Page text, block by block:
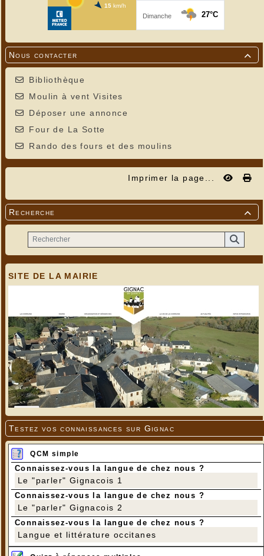

Nous contacter
Bibliothèque
Moulin à vent Visites
Déposer une annonce
Four de La Sotte
Rando des fours et des moulins
Imprimer la page...

Recherche
SITE DE LA MAIRIE
Testez vos connaissances sur Gignac
QCM simple
Connaissez-vous la langue de chez nous ?
Le "parler" Gignacois 1
Connaissez-vous la langue de chez nous ?
Le "parler" Gignacois 2
Connaissez-vous la langue de chez nous ?
Langue et littérature occitanes